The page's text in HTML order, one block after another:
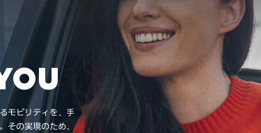
モビリティを、手
その実現のため、